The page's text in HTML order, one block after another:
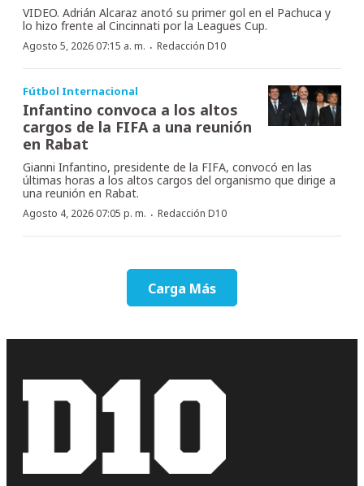
VIDEO. Adrián Alcaraz anotó su primer gol en el Pachuca y
lo hizo frente al Cincinnati por la Leagues Cup.
Agosto 5, 2026 07:15 a. m. · Redacción D10
Fútbol Internacional
Infantino convoca a los altos
cargos de la FIFA a una reunión
en Rabat
Gianni Infantino, presidente de la FIFA, convocó en las
últimas horas a los altos cargos del organismo que dirige a
una reunión en Rabat.
Agosto 4, 2026 07:05 p. m. · Redacción D10
Carga Más